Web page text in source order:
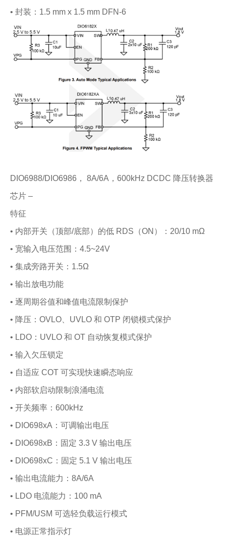
• 封装：1.5 mm x 1.5 mm DFN-6
DIO6988/DIO6986， 8A/6A，600kHz DCDC 降压转换器
芯片 –
特征
• 内部开关（顶部/底部）的低 RDS（ON）：20/10 mΩ
• 宽输入电压范围：4.5~24V
• 集成旁路开关：1.5Ω
• 输出放电功能
• 逐周期谷值和峰值电流限制保护
• 降压：OVLO、UVLO 和 OTP 闭锁模式保护
• LDO：UVLO 和 OT 自动恢复模式保护
• 输入欠压锁定
• 自适应 COT 可实现快速瞬态响应
• 内部软启动限制浪涌电流
• 开关频率：600kHz
• DIO698xA：可调输出电压
• DIO698xB：固定 3.3 V 输出电压
• DIO698xC：固定 5.1 V 输出电压
• 输出电流能力：8A/6A
• LDO 电流能力：100 mA
• PFM/USM 可选轻负载运行模式
• 电源正常指示灯